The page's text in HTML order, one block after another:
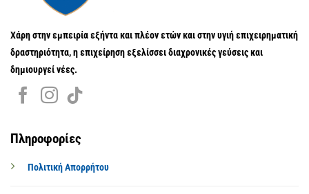
Χάρη στην εμπειρία εξήντα και πλέον ετών και στην υγιή επιχειρηματική
δραστηριότητα, η επιχείρηση εξελίσσει διαχρονικές γεύσεις και
δημιουργεί νέες.
Πληροφορίες
Πολιτική Απορρήτου